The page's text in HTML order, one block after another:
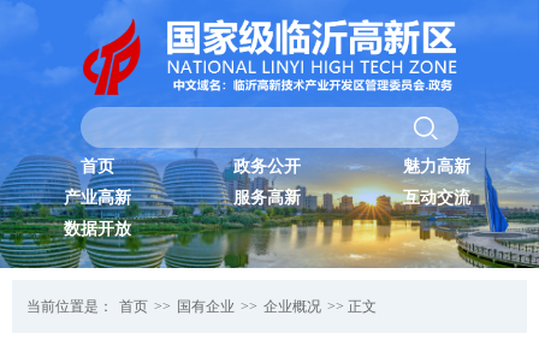
首页 政务公开
魅力高新
产业高新
服务高新
互动交流
数据开放
当前位置是： 首页 >> 国有企业 >> 企业概况 >> 正文